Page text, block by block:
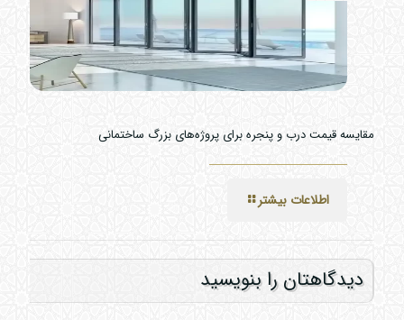
مقایسه قیمت درب و پنجره برای پروژه‌های بزرگ ساختمانی
اطلاعات بیشتر
دیدگاهتان را بنویسید